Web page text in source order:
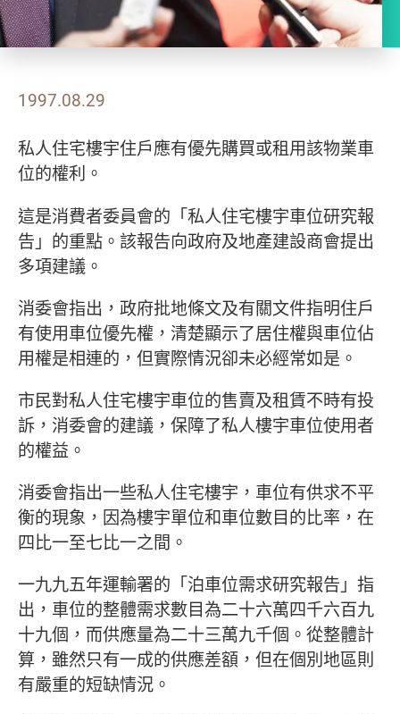
1997.08.29
私人住宅樓宇住戶應有優先購買或租用該物業車
位的權利。
這是消費者委員會的「私人住宅樓宇車位研究報
告」的重點。該報告向政府及地產建設商會提出
多項建議。
消委會指出，政府批地條文及有關文件指明住戶
有使用車位優先權，清楚顯示了居住權與車位佔
用權是相連的，但實際情況卻未必經常如是。
市民對私人住宅樓宇車位的售賣及租賃不時有投
訴，消委會的建議，保障了私人樓宇車位使用者
的權益。
消委會指出一些私人住宅樓宇，車位有供求不平
衡的現象，因為樓宇單位和車位數目的比率，在
四比一至七比一之間。
一九九五年運輸署的「泊車位需求研究報告」指
出，車位的整體需求數目為二十六萬四千六百九
十九個，而供應量為二十三萬九千個。從整體計
算，雖然只有一成的供應差額，但在個別地區則
有嚴重的短缺情況。